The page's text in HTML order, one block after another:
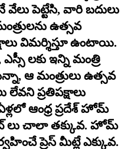
పెట్టేసి, వారి బదులు
ఉత్సవ
విమర్శిస్తూ ఉంటాయి.
లకు ఇన్ని మంత్రి
ఆ మంత్రులు ఉత్సవ
ప్రతిపక్షాలు
ఆంధ్ర ప్రదేశ్ హోమ్
లు చాలా తక్కువ. హోమ్
ప్రెస్ మీట్లే ఎక్కువ.